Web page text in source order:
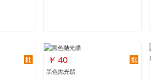
￥ 40
黑色抛光腊